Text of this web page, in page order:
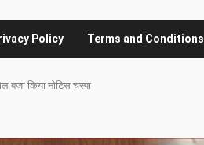
Policy Terms and Conditions
बजा किया नोटिस चस्पा